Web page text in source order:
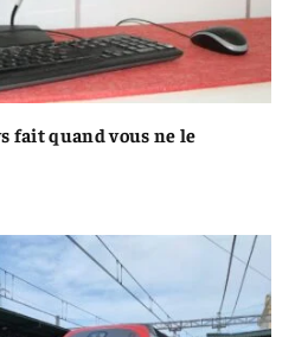
fait quand vous ne le